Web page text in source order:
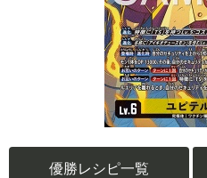
優勝レシピ一覧